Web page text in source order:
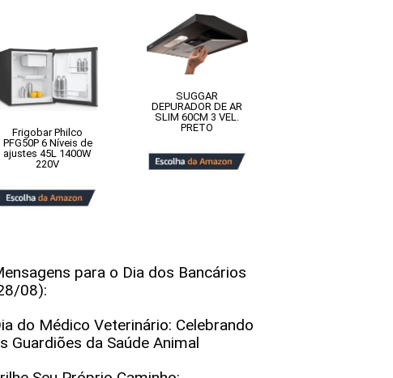
SUGGAR
DEPURADOR DE AR
SLIM 60CM 3 VEL.
PRETO
Frigobar Philco
PFG50P 6 Níveis de
ajustes 45L 1400W
220V
para o Dia dos Bancários
08):
do Médico Veterinário: Celebrando
Guardiões da Saúde Animal